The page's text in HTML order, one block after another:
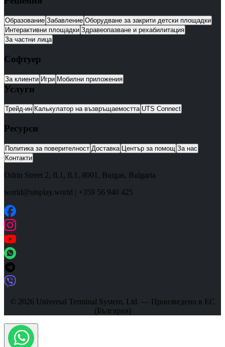
Образование Забавление Оборудване за закрити детски площадки
Интерактивни площадки Здравеопазване и рехабилитация
За частни лица
Софтуер
За клиенти Игри Мобилни приложения
Услуги
Трейд-ин Калькулатор на възвръщаемостта UTS Connect
Ресурси
Политика за поверителност Доставка Център за помощ За нас
Контакти
Odrin Street 2, fl.1 , fl.1, 8001 , Burgas, Bulgaria
world@utsplay.world | +359 56 940 425
© 2026 Universal Terminal System, Ltd. — Произведено в ЕС
(България)